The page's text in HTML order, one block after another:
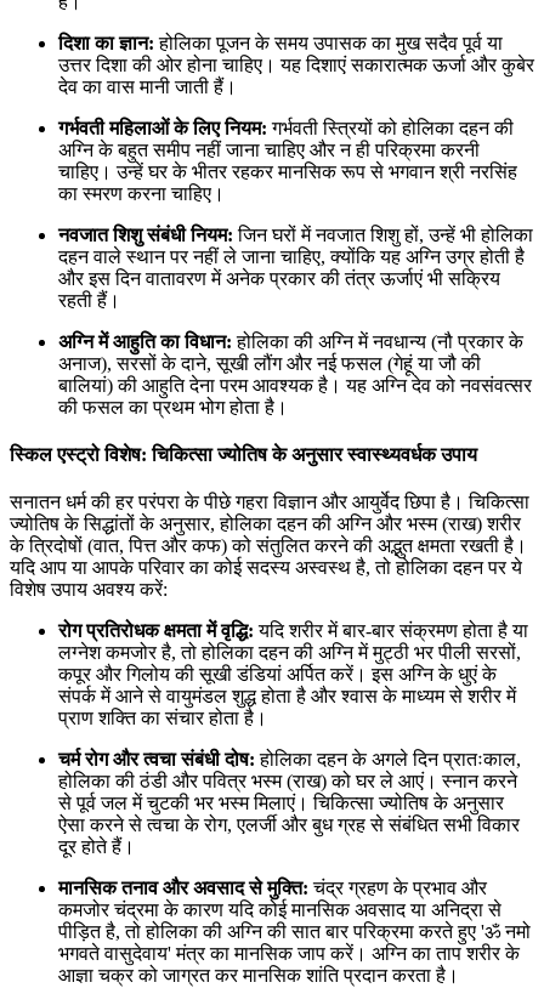
दिशा का ज्ञान: होलिका पूजन के समय उपासक का मुख सदैव पूर्व या
उत्तर दिशा की ओर होना चाहिए। यह दिशाएं सकारात्मक ऊर्जा और कुबेर
देव का वास मानी जाती हैं।
गर्भवती महिलाओं के लिए नियम: गर्भवती स्त्रियों को होलिका दहन की
अग्नि के बहुत समीप नहीं जाना चाहिए और न ही परिक्रमा करनी
चाहिए। उन्हें घर के भीतर रहकर मानसिक रूप से भगवान श्री नरसिंह
का स्मरण करना चाहिए।
नवजात शिशु संबंधी नियम: जिन घरों में नवजात शिशु हों, उन्हें भी होलिका
दहन वाले स्थान पर नहीं ले जाना चाहिए, क्योंकि यह अग्नि उग्र होती है
और इस दिन वातावरण में अनेक प्रकार की तंत्र ऊर्जाएं भी सक्रिय
रहती हैं।
अग्नि में आहुति का विधान: होलिका की अग्नि में नवधान्य (नौ प्रकार के
अनाज), सरसों के दाने, सूखी लौंग और नई फसल (गेहूं या जौ की
बालियां) की आहुति देना परम आवश्यक है। यह अग्नि देव को नवसंवत्सर
की फसल का प्रथम भोग होता है।
स्किल एस्ट्रो विशेष: चिकित्सा ज्योतिष के अनुसार स्वास्थ्यवर्धक उपाय
सनातन धर्म की हर परंपरा के पीछे गहरा विज्ञान और आयुर्वेद छिपा है। चिकित्सा
ज्योतिष के सिद्धांतों के अनुसार, होलिका दहन की अग्नि और भस्म (राख) शरीर
के त्रिदोषों (वात, पित्त और कफ) को संतुलित करने की अद्भुत क्षमता रखती है।
यदि आप या आपके परिवार का कोई सदस्य अस्वस्थ है, तो होलिका दहन पर ये
विशेष उपाय अवश्य करें:
रोग प्रतिरोधक क्षमता में वृद्धि: यदि शरीर में बार-बार संक्रमण होता है या
लग्नेश कमजोर है, तो होलिका दहन की अग्नि में मुट्ठी भर पीली सरसों,
कपूर और गिलोय की सूखी डंडियां अर्पित करें। इस अग्नि के धुएं के
संपर्क में आने से वायुमंडल शुद्ध होता है और श्वास के माध्यम से शरीर में
प्राण शक्ति का संचार होता है।
चर्म रोग और त्वचा संबंधी दोष: होलिका दहन के अगले दिन प्रातःकाल,
होलिका की ठंडी और पवित्र भस्म (राख) को घर ले आएं। स्नान करने
से पूर्व जल में चुटकी भर भस्म मिलाएं। चिकित्सा ज्योतिष के अनुसार
ऐसा करने से त्वचा के रोग, एलर्जी और बुध ग्रह से संबंधित सभी विकार
दूर होते हैं।
मानसिक तनाव और अवसाद से मुक्ति: चंद्र ग्रहण के प्रभाव और
कमजोर चंद्रमा के कारण यदि कोई मानसिक अवसाद या अनिद्रा से
पीड़ित है, तो होलिका की अग्नि की सात बार परिक्रमा करते हुए 'ॐ नमो
भगवते वासुदेवाय' मंत्र का मानसिक जाप करें। अग्नि का ताप शरीर के
आज्ञा चक्र को जाग्रत कर मानसिक शांति प्रदान करता है।